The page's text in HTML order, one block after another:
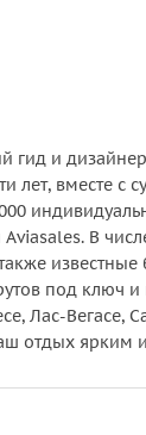
гид и
вместе с
В
под ключ и
Лас-Вегасе,
отдых